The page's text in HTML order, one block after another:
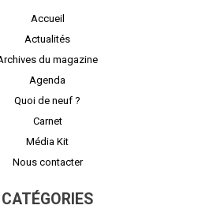
Accueil
Actualités
du magazine
Agenda
Quoi de neuf ?
Carnet
Média Kit
Nous contacter
CATÉGORIES